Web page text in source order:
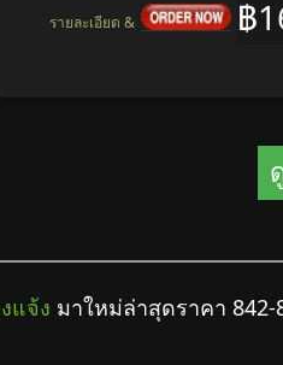
฿
รายละเอียด &
แจ้ง มาใหม่ล่าสุดราคา 842-